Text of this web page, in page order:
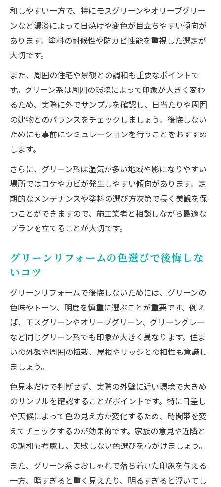
和しやすい一方で、特にモスグリーンやオリーブグリー
ンなど濃淡によって日焼けや変色が目立ちやすい傾向が
あります。塗料の耐候性や防カビ性能を重視した選定が
大切です。
また、周囲の住宅や景観との調和も重要なポイントで
す。グリーン系は周囲の環境によって印象が大きく変わ
るため、実際に外でサンプルを確認し、日当たりや周囲
の建物とのバランスをチェックしましょう。後悔しない
ためにも事前にシミュレーションを行うことをおすすめ
します。
さらに、グリーン系は湿気が多い地域や影になりやすい
場所ではコケやカビが発生しやすい傾向があります。定
期的なメンテナンスや塗料の選び方次第で長く美観を保
つことができますので、施工業者と相談しながら最適な
プランを立てることが大切です。
グリーンリフォームの色選びで後悔しな
いコツ
グリーンリフォームで後悔しないためには、グリーンの
色味やトーン、明度を慎重に選ぶことが重要です。例え
ば、モスグリーンやオリーブグリーン、グリーングレー
など同じグリーン系でも印象が大きく異なります。住ま
いの外観や周囲の植栽、屋根やサッシとの相性も意識し
ましょう。
色見本だけで判断せず、実際の外壁に近い環境で大きめ
のサンプルを確認することがポイントです。特に日差し
や天候によって色の見え方が変化するため、時間帯を変
えてチェックするのが効果的です。家族の意見や近隣と
の調和も考慮し、失敗しない色選びを心がけましょう。
また、グリーン系はおしゃれで落ち着いた印象を与える
一方、暗すぎると重く見えたり、明るすぎると浮いてし